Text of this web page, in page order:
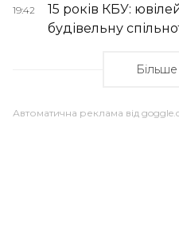
19:42
15 років КБУ:
будівельну
Автоматична реклама від